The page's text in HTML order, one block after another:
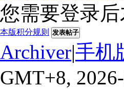
您需要登录
本版积分规则 发表帖子
Archiver|手机
GMT+8,